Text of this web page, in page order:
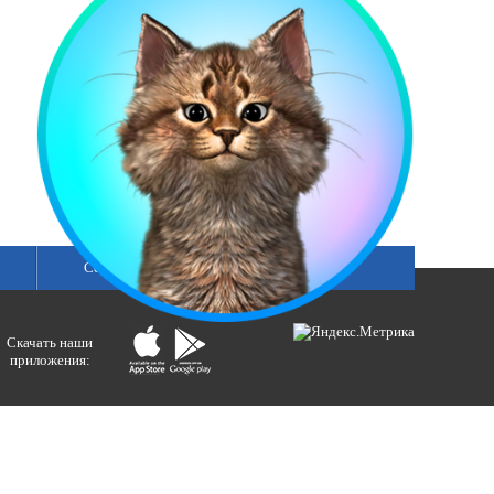
смотреть все
Сетка вещания
Скачать наши
приложения: